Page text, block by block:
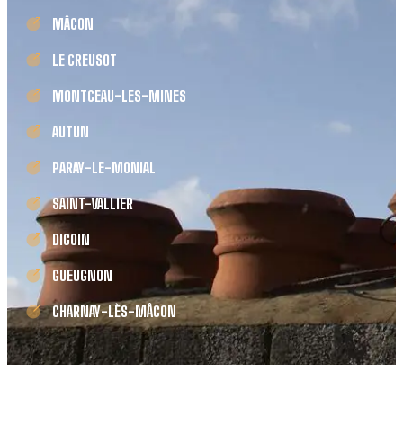
MÂCON
LE CREUSOT
MONTCEAU-LES-MINES
AUTUN
PARAY-LE-MONIAL
SAINT-VALLIER
DIGOIN
GUEUGNON
CHARNAY-LÈS-MÂCON